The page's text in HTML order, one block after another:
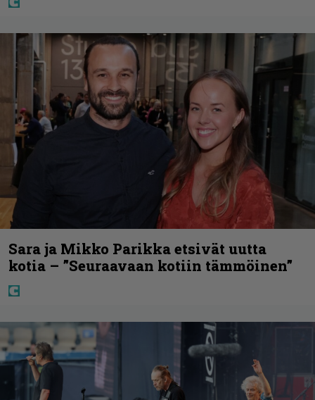
Sara ja Mikko Parikka etsivät uutta
kotia – ”Seuraavaan kotiin tämmöinen”